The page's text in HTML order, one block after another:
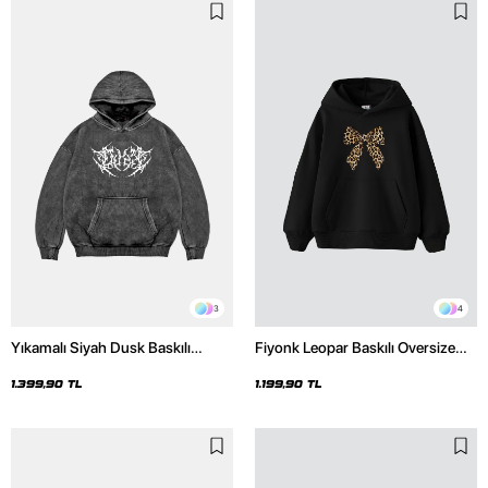
3
Yıkamalı Siyah Dusk Baskılı
1.399,90 TL
4
Fiyonk Leopar Baskılı Oversize
1.199,90 TL